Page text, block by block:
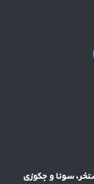
سونا و جکوزی